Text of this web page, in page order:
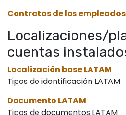
Contratos de los empleados
Localizaciones/
cuentas
Localización base LATAM
Tipos de identificación LATAM
Documento LATAM
Tipos de documentos LATAM